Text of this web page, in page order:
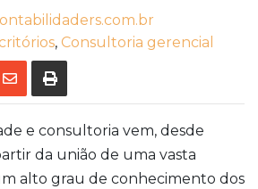
, Consultoria gerencial
e consultoria vem, desde
da união de uma vasta
alto grau de conhecimento dos